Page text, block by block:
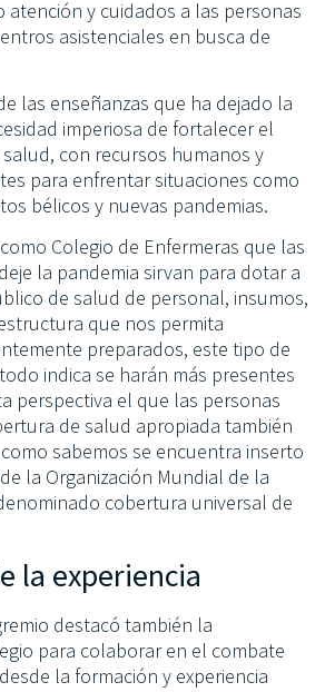
atención y cuidados a las personas
asistenciales en busca de
las enseñanzas que ha dejado la
imperiosa de fortalecer el
con recursos humanos y
para enfrentar situaciones como
bélicos y nuevas pandemias.
Colegio de Enfermeras que las
la pandemia sirvan para dotar a
de salud de personal, insumos,
que nos permita
preparados, este tipo de
indica se harán más presentes
perspectiva el que las personas
de salud apropiada también
sabemos se encuentra inserto
la Organización Mundial de la
cobertura universal de
la experiencia
destacó también la
para colaborar en el combate
la formación y experiencia